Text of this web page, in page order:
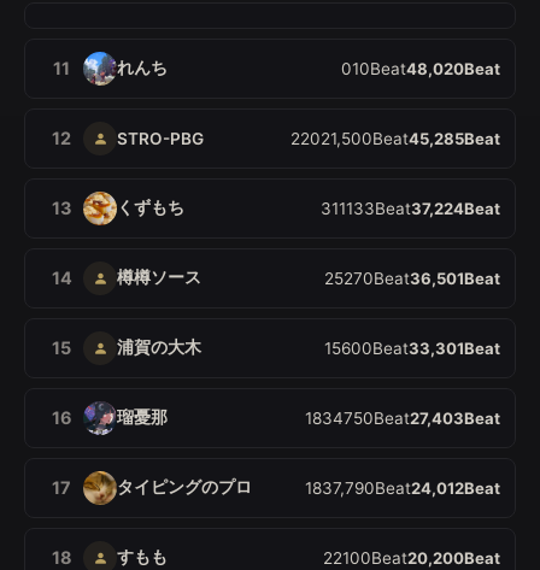
11 48,020Beat
れんち 010Beat
12 45,285Beat
STRO-PBG 22021,500Beat
13 37,224Beat
くずもち 311133Beat
14 36,501Beat
樽樽ソース 25270Beat
15 33,301Beat
浦賀の大木 15600Beat
16 27,403Beat
瑠憂那 1834750Beat
17 24,012Beat
タイピングのプロ 1837,790Beat
18 20,200Beat
すもも 22100Beat